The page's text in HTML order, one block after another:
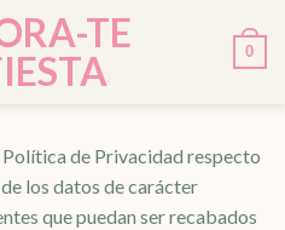
0
de Privacidad respecto
los datos de carácter
que puedan ser recabados